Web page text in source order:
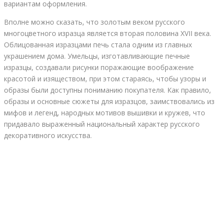
вариантам оформления.
Вполне можно сказать, что золотым веком русского
многоцветного изразца является вторая половина XVII века.
Облицованная изразцами печь стала одним из главных
украшением дома. Умельцы, изготавливающие печные
изразцы, создавали рисунки поражающие воображение
красотой и изяществом, при этом стараясь, чтобы узоры и
образы были доступны пониманию покупателя. Как правило,
образы и основные сюжеты для изразцов, заимствовались из
мифов и легенд, народных мотивов вышивки и кружев, что
придавало выраженный национальный характер русского
декоративного искусства.